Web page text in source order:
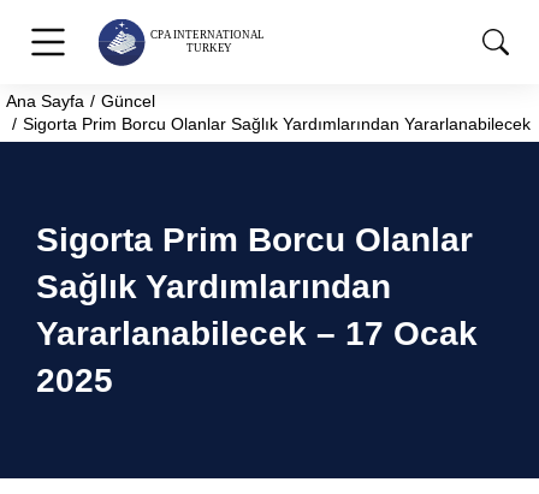
You are here:
Ana Sayfa
Güncel
Sigorta Prim Borcu Olanlar Sağlık Yardımlarından
Sigorta Prim Borcu Olanlar
Sağlık Yardımlarından
Yararlanabilecek – 17 Ocak
2025